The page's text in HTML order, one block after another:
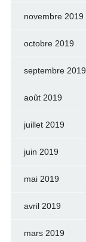
novembre 2019
octobre 2019
septembre 2019
août 2019
juillet 2019
juin 2019
mai 2019
avril 2019
mars 2019